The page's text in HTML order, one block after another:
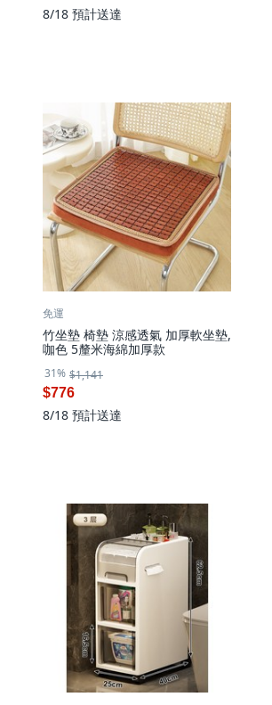
8/18 預計送達
免運
竹坐墊 椅墊 涼感透氣 加厚軟坐墊,
咖色 5釐米海綿加厚款
31% $1,141
$776
8/18 預計送達